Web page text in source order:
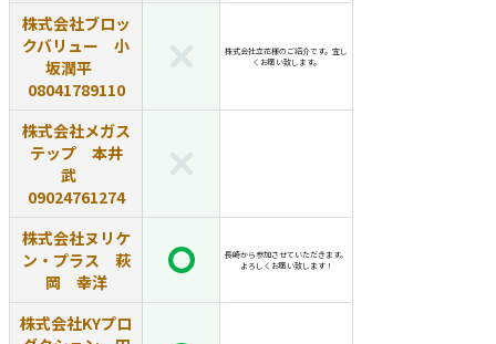
株式会社ブロッ
クバリュー 小
坂潤平
08041789110
株式会社立花様のご紹介です。宜し
くお願い致します。
株式会社メガス
テップ 本井
武
09024761274
株式会社ヌリケ
ン・プラス 萩
岡 幸洋
長崎から参加させていただきます。
よろしくお願い致します！
株式会社KYプロ